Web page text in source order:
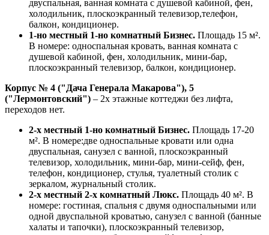
двуспальная, ванная комната с душевой кабиной, фен,
холодильник, плоскоэкранный телевизор,телефон,
балкон, кондиционер.
1-но местный 1-но комнатный Бизнес. Площадь 15 м².
В номере: односпальная кровать, ванная комната с
душевой кабиной, фен, холодильник, мини-бар,
плоскоэкранный телевизор, балкон, кондиционер.
Корпус № 4 ("Дача Генерала Макарова"), 5
("Лермонтовский") – 2х этажные коттеджи без лифта,
переходов нет.
2-х местный 1-но комнатный Бизнес. Площадь 17-20
м². В номере:две односпальные кровати или одна
двуспальная, санузел с ванной, плоскоэкранный
телевизор, холодильник, мини-бар, мини-сейф, фен,
телефон, кондиционер, стулья, туалетный столик с
зеркалом, журнальный столик.
2-х местный 2-х комнатный Люкс. Площадь 40 м². В
номере: гостиная, спальня с двумя односпальными или
одной двуспальной кроватью, санузел с ванной (банные
халаты и тапочки), плоскоэкранный телевизор,